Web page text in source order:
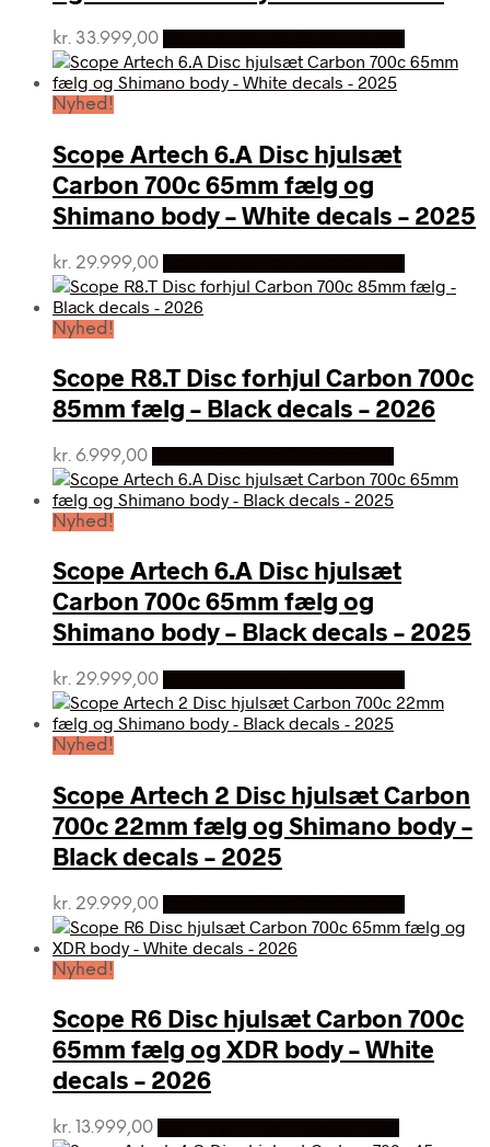
kr. 33.999,00
Nyhed!
Scope Artech 6.A Disc hjulsæt
Carbon 700c 65mm fælg og
Shimano body – White decals – 2025
kr. 29.999,00
Nyhed!
Scope R8.T Disc forhjul Carbon 700c
85mm fælg – Black decals – 2026
kr. 6.999,00
Nyhed!
Scope Artech 6.A Disc hjulsæt
Carbon 700c 65mm fælg og
Shimano body – Black decals – 2025
kr. 29.999,00
Nyhed!
Scope Artech 2 Disc hjulsæt Carbon
700c 22mm fælg og Shimano body –
Black decals – 2025
kr. 29.999,00
Nyhed!
Scope R6 Disc hjulsæt Carbon 700c
65mm fælg og XDR body – White
decals – 2026
kr. 13.999,00